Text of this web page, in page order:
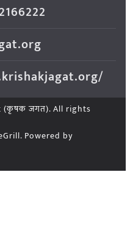
(कृषक जगत). All rights
Powered by